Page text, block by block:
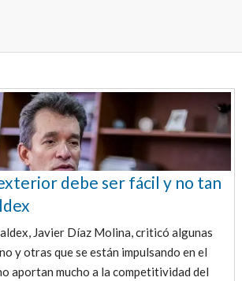
debe ser fácil y no tan
Javier Díaz Molina, criticó algunas
y otras que se están impulsando en el
aportan mucho a la competitividad del